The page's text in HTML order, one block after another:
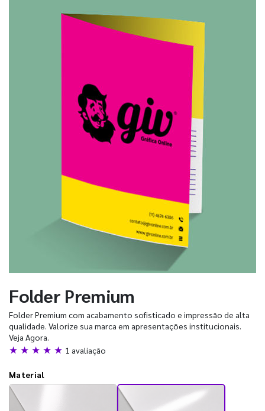
Folder Premium
Folder Premium com acabamento sofisticado e impressão de alta
qualidade. Valorize sua marca em apresentações institucionais.
Veja Agora.
★ ★ ★ ★ ★ 1 avaliação
Material